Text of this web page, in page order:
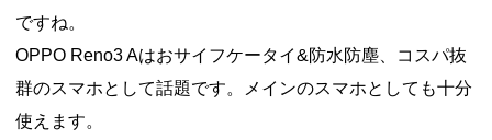
ですね。
OPPO Reno3 Aはおサイフケータイ&防水防塵、コスパ抜
群のスマホとして話題です。メインのスマホとしても十分
使えます。